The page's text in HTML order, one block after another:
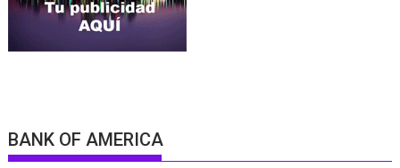
BANK OF AMERICA